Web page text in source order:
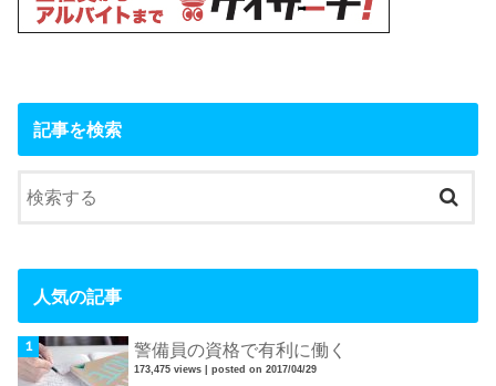
記事を検索
人気の記事
警備員の資格で有利に働く
173,475 views |posted on 2017/04/29